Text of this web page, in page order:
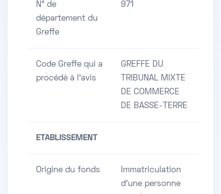
N° de
département du
Greffe
971
Code Greffe qui a
procédé à l'avis
GREFFE DU
TRIBUNAL MIXTE
DE COMMERCE
DE BASSE-TERRE
ETABLISSEMENT
Origine du fonds
Immatriculation
d'une personne